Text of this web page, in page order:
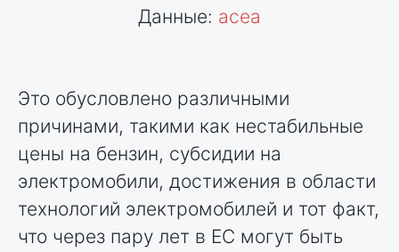
Данные: acea
Это обусловлено различными
причинами, такими как нестабильные
цены на бензин, субсидии на
электромобили, достижения в области
технологий электромобилей и тот факт,
что через пару лет в ЕС могут быть